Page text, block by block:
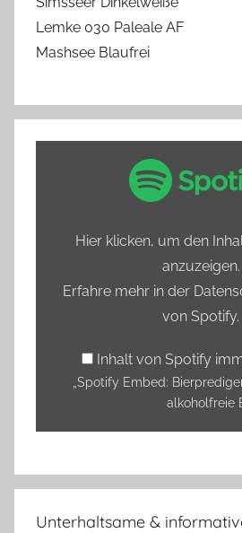
Lemke 030 Paleale AF
Mashsee Blaufrei
anzeigen
Hier klicken, um den
anzuzeigen.
Erfahre mehr in der
von Spotify.
Inhalt von Spotify
„Spotify Embed:
alkoholfreie
Unterhaltsame &